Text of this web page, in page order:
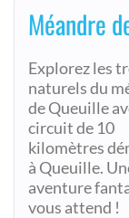
Méandre
Explorez les
naturels du
de Queuille
circuit de 10
kilomètres
à Queuille.
aventure
vous attend !